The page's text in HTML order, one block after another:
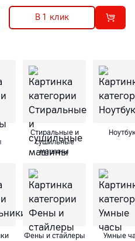
В 1 клик
Cтиральные и
сушильные
машины
Фены и стайлеры Умные